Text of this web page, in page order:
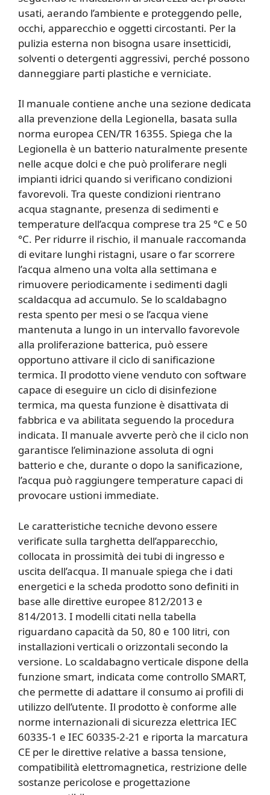
usati, aerando l’ambiente e proteggendo pelle,
occhi, apparecchio e oggetti circostanti. Per la
pulizia esterna non bisogna usare insetticidi,
solventi o detergenti aggressivi, perché possono
danneggiare parti plastiche e verniciate.
Il manuale contiene anche una sezione dedicata
alla prevenzione della Legionella, basata sulla
norma europea CEN/TR 16355. Spiega che la
Legionella è un batterio naturalmente presente
nelle acque dolci e che può proliferare negli
impianti idrici quando si verificano condizioni
favorevoli. Tra queste condizioni rientrano
acqua stagnante, presenza di sedimenti e
temperature dell’acqua comprese tra 25 °C e 50
°C. Per ridurre il rischio, il manuale raccomanda
di evitare lunghi ristagni, usare o far scorrere
l’acqua almeno una volta alla settimana e
rimuovere periodicamente i sedimenti dagli
scaldacqua ad accumulo. Se lo scaldabagno
resta spento per mesi o se l’acqua viene
mantenuta a lungo in un intervallo favorevole
alla proliferazione batterica, può essere
opportuno attivare il ciclo di sanificazione
termica. Il prodotto viene venduto con software
capace di eseguire un ciclo di disinfezione
termica, ma questa funzione è disattivata di
fabbrica e va abilitata seguendo la procedura
indicata. Il manuale avverte però che il ciclo non
garantisce l’eliminazione assoluta di ogni
batterio e che, durante o dopo la sanificazione,
l’acqua può raggiungere temperature capaci di
provocare ustioni immediate.
Le caratteristiche tecniche devono essere
verificate sulla targhetta dell’apparecchio,
collocata in prossimità dei tubi di ingresso e
uscita dell’acqua. Il manuale spiega che i dati
energetici e la scheda prodotto sono definiti in
base alle direttive europee 812/2013 e
814/2013. I modelli citati nella tabella
riguardano capacità da 50, 80 e 100 litri, con
installazioni verticali o orizzontali secondo la
versione. Lo scaldabagno verticale dispone della
funzione smart, indicata come controllo SMART,
che permette di adattare il consumo ai profili di
utilizzo dell’utente. Il prodotto è conforme alle
norme internazionali di sicurezza elettrica IEC
60335-1 e IEC 60335-2-21 e riporta la marcatura
CE per le direttive relative a bassa tensione,
compatibilità elettromagnetica, restrizione delle
sostanze pericolose e progettazione